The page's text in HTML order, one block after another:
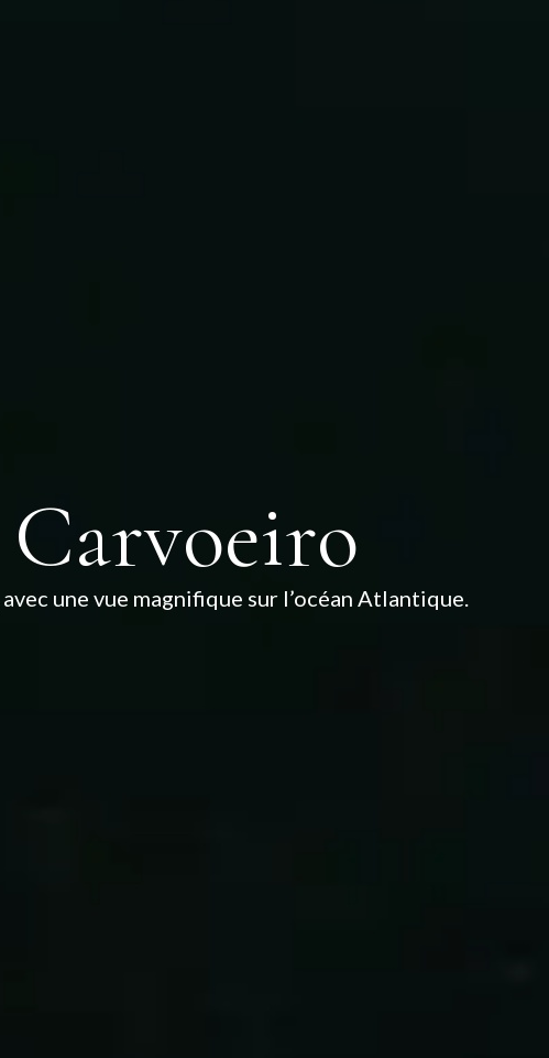
une vue magnifique sur l’océan Atlantique.